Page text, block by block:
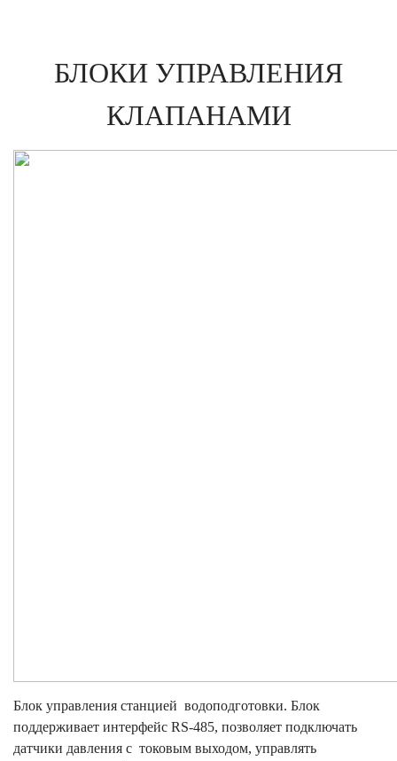
БЛОКИ УПРАВЛЕНИЯ
КЛАПАНАМИ
Блок управления станцией водоподготовки. Блок
поддерживает интерфейс RS-485, позволяет подключать
датчики давления с токовым выходом, управлять